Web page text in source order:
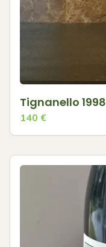
Tignanello 1998
140 €